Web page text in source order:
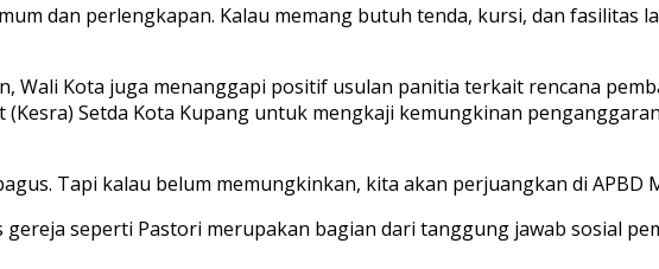
dan perlengkapan. Kalau memang butuh tenda, kursi, dan fasilitas
Wali Kota juga menanggapi positif usulan panitia terkait rencana
(Kesra) Setda Kota Kupang untuk mengkaji kemungkinan
Tapi kalau belum memungkinkan, kita akan perjuangkan di APBD
seperti Pastori merupakan bagian dari tanggung jawab sosial